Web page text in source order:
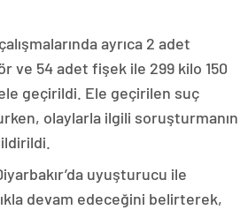
ayrıca 2 adet
ve 54 adet fişek ile 299 kilo 150
geçirildi. Ele geçirilen suç
olaylarla ilgili soruşturmanın
uyuşturucu ile
devam edeceğini belirterek,